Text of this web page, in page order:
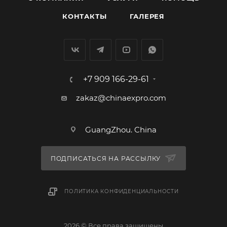
КОНТАКТЫ ГАЛЕРЕЯ
+7 909 166-29-61
zakaz@chinaexpro.com
GuangZhou. China
ПОДПИСАТЬСЯ НА РАССЫЛКУ
ПОЛИТИКА КОНФИДЕНЦИАЛЬНОСТИ